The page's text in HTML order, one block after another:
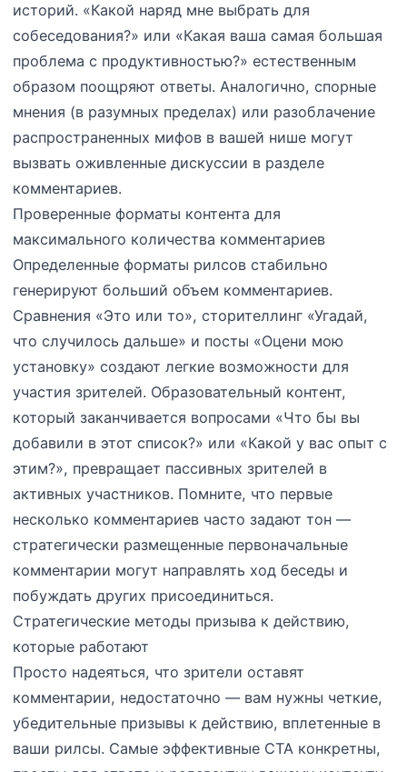
историй. «Какой наряд мне выбрать для
собеседования?» или «Какая ваша самая большая
проблема с продуктивностью?» естественным
образом поощряют ответы. Аналогично, спорные
мнения (в разумных пределах) или разоблачение
распространенных мифов в вашей нише могут
вызвать оживленные дискуссии в разделе
комментариев.
Проверенные форматы контента для
максимального количества комментариев
Определенные форматы рилсов стабильно
генерируют больший объем комментариев.
Сравнения «Это или то», сторителлинг «Угадай,
что случилось дальше» и посты «Оцени мою
установку» создают легкие возможности для
участия зрителей. Образовательный контент,
который заканчивается вопросами «Что бы вы
добавили в этот список?» или «Какой у вас опыт с
этим?», превращает пассивных зрителей в
активных участников. Помните, что первые
несколько комментариев часто задают тон —
стратегически размещенные первоначальные
комментарии могут направлять ход беседы и
побуждать других присоединиться.
Стратегические методы призыва к действию,
которые работают
Просто надеяться, что зрители оставят
комментарии, недостаточно — вам нужны четкие,
убедительные призывы к действию, вплетенные в
ваши рилсы. Самые эффективные CTA конкретны,